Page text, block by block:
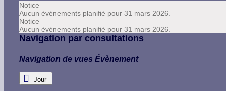
Notice
Aucun évènements planifié pour 31 mars 2026.
Notice
Aucun évènements planifié pour 31 mars 2026.
Navigation par consultations
Navigation de vues Évènement
Jour